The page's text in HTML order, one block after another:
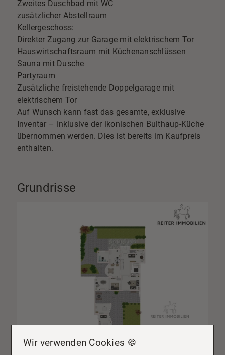
Zweites Duschbad mit WC
zusätzlicher Abstellraum
Kellergeschoss:
Direkter Zugang zur Garage mit elektrischem Tor
Hauswirtschaftsraum mit Küchenanschlüssen
Sauna mit Dusche
Partyraum
Zusätzliche freistehende Doppelgarage mit
elektrischem Tor
Auf Wunsch kann fast das gesamte, exklusive
Inventar – inklusive der ikonischen Bulthaup-Küche
übernommen werden. Dies ist bereits im Kaufpreis
enthalten.
Grundrisse
Wir verwenden Cookies 🍪